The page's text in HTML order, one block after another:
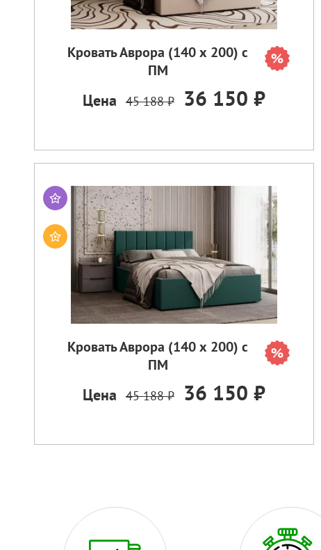
Кровать Аврора (140 х 200) с
ПМ
Цена 45 188 ₽ 36 150 ₽
Кровать Аврора (140 х 200) с
ПМ
Цена 45 188 ₽ 36 150 ₽